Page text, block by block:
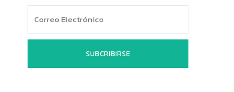
SUBCRIBIRSE